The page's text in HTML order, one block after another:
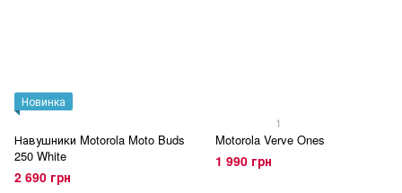
Новинка
Навушники Motorola Moto Buds
250 White
2 690 грн
1
Motorola Verve Ones
1 990 грн